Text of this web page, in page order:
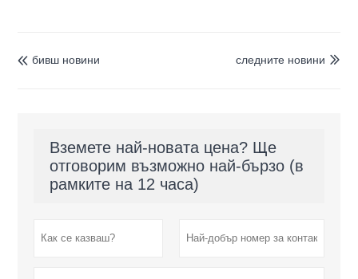
 бивш новини 
следните новини
Вземете най-новата цена? Ще
отговорим възможно най-бързо (в
рамките на 12 часа)